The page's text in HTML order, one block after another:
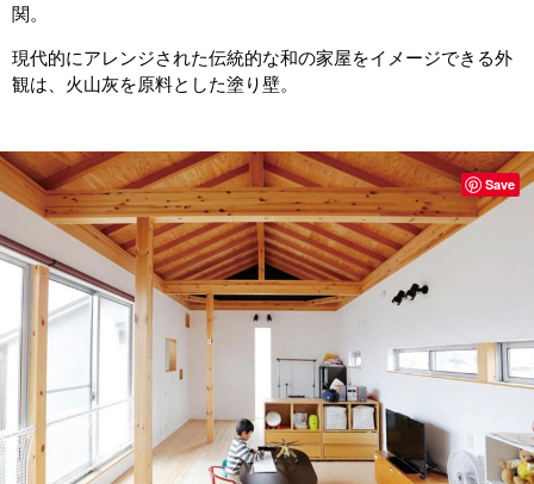
関。
現代的にアレンジされた伝統的な和の家屋をイメージできる外
観は、火山灰を原料とした塗り壁。
Save